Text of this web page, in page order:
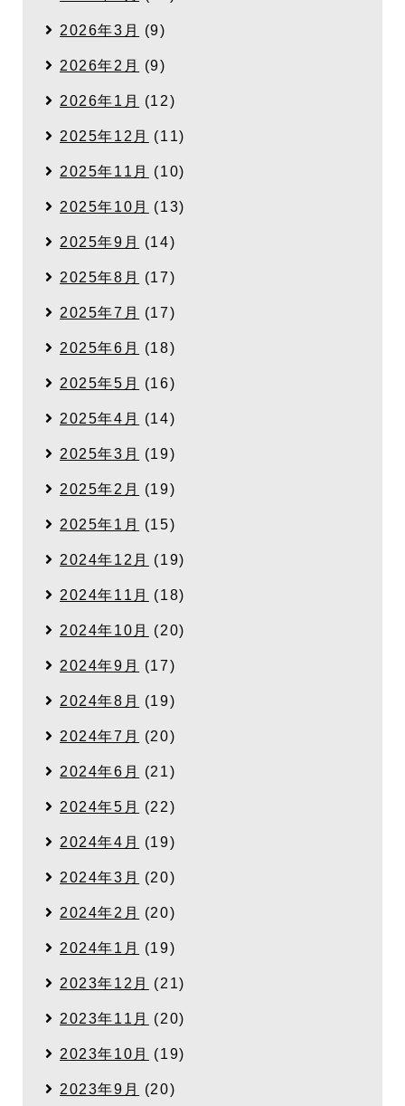
2026年3月 (9)
2026年2月 (9)
2026年1月 (12)
2025年12月 (11)
2025年11月 (10)
2025年10月 (13)
2025年9月 (14)
2025年8月 (17)
2025年7月 (17)
2025年6月 (18)
2025年5月 (16)
2025年4月 (14)
2025年3月 (19)
2025年2月 (19)
2025年1月 (15)
2024年12月 (19)
2024年11月 (18)
2024年10月 (20)
2024年9月 (17)
2024年8月 (19)
2024年7月 (20)
2024年6月 (21)
2024年5月 (22)
2024年4月 (19)
2024年3月 (20)
2024年2月 (20)
2024年1月 (19)
2023年12月 (21)
2023年11月 (20)
2023年10月 (19)
2023年9月 (20)